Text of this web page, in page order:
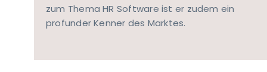
zum Thema HR Software ist er zudem ein
profunder Kenner des Marktes.